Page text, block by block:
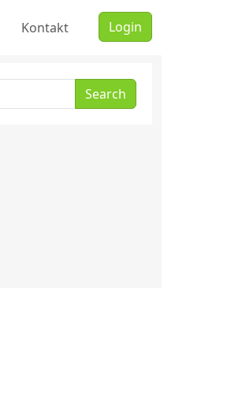
Kontakt Login
Search